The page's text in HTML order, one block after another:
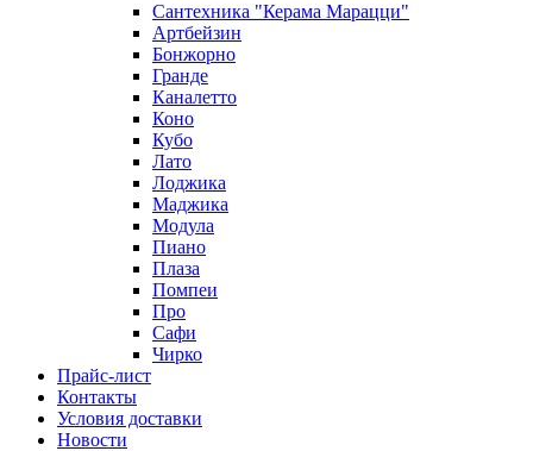
Сантехника "Керама Марацци"
Артбейзин
Бонжорно
Гранде
Каналетто
Коно
Кубо
Лато
Лоджика
Маджика
Модула
Пиано
Плаза
Помпеи
Про
Сафи
Чирко
Прайс-лист
Контакты
Условия доставки
Новости